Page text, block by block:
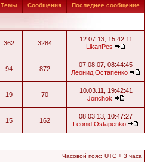
Темы Сообщения Последнее сообщение
362 3284
12.07.13, 15:42:11
LikanPes
94 872
07.08.07, 08:44:45
Леонид Остапенко
19 70
10.03.11, 19:42:41
Jorichok
15 162
08.03.13, 10:47:27
Leonid Ostapenko
Часовой пояс: UTC + 3 часа